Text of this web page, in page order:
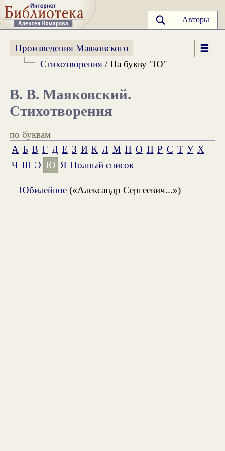
Авторы
Произведения Маяковского
Стихотворения/ На букву "Ю"
В. В. Маяковский.
Стихотворения
по буквам
А Б В Г Д Е З И К Л М Н О П Р С Т У Х
Ч Ш Э Ю Я Полный список
Юбилейное («Александр Сергеевич...»)